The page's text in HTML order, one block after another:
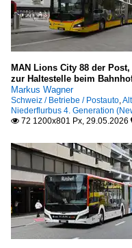
MAN Lions City 88 der
zur Haltestelle beim
Markus Wagner
Schweiz / Betriebe / Postauto,
Niederflurbus 4. Generation
 72 1200x801 Px, 29.05.2026